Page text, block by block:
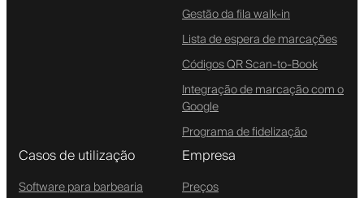
Gestão da fila walk-in
Lista de espera de marcações
Códigos QR Scan-to-Book
Integração de marcação com o
Google
Programa de fidelização
Casos de utilização
Software para barbearia
Empresa
Preços